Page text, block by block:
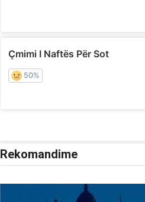
Rekomandime